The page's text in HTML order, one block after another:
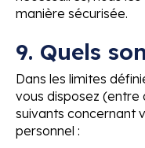
manière sécurisée.
9. Quels
Dans les limites
vous disposez (entre
suivants concernant
personnel :